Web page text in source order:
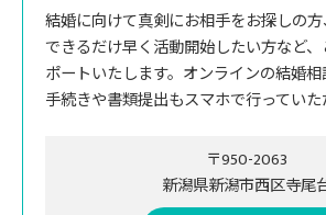
結婚に向けて真剣にお相手をお探しの
できるだけ早く活動開始したい方など
ポートいたします。オンラインの結婚
手続きや書類提出もスマホで行っていた
〒950-2063
新潟県新潟市西区寺尾